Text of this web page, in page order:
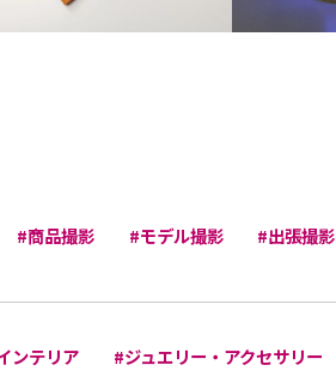
#商品撮影 #モデル撮影 #出張撮影
ンテリア #ジュエリー・アクセサリー